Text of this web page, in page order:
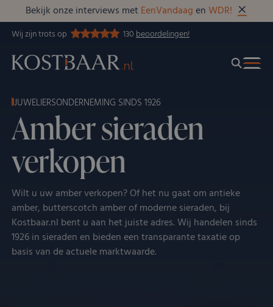
Bekijk onze interviews met EenVandaagenWDR!
Wij zijn trots op 130beoordelingen!
JUWELIERSONDERNEMING SINDS 1926
Amber sieraden
verkopen
Wilt u uw amber verkopen? Of het nu gaat om antieke
amber, butterscotch amber of moderne sieraden, bij
Kostbaar.nl bent u aan het juiste adres. Wij handelen sinds
1926 in sieraden en bieden een transparante taxatie op
basis van de actuele marktwaarde.